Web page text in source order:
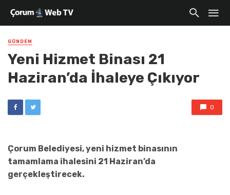
GÜNDEM
Yeni Hizmet Binası 21
Haziran’da İhaleye Çıkıyor
0
Çorum Belediyesi, yeni hizmet binasının
tamamlama ihalesini 21 Haziran’da
gerçekleştirecek.